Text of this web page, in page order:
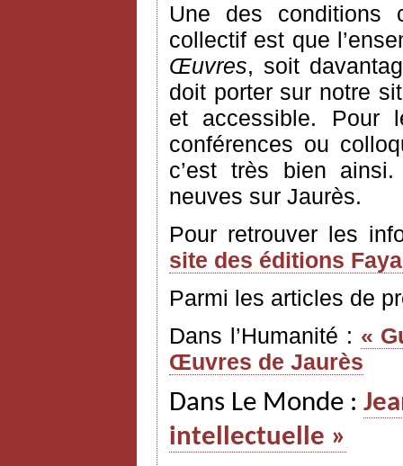
Une des conditions
collectif est que
Œuvres, soit
doit porter sur notre
et accessible. Pour
conférences ou
c’est très bien
neuves sur Jaurès.
Pour retrouver les
site des éditions
Parmi les articles de
Dans l’Humanité : «
Œuvres de Jaurès
Dans Le Monde :
intellectuelle »